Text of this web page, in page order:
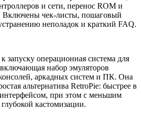
и сети, перенос ROM и
Включены чек‑листы, пошаговый
неполадок и краткий FAQ.
запуску операционная система для
набор эмуляторов
аркадных систем и ПК. Она
альтернатива RetroPie: быстрее в
при этом с меньшим
кастомизации.